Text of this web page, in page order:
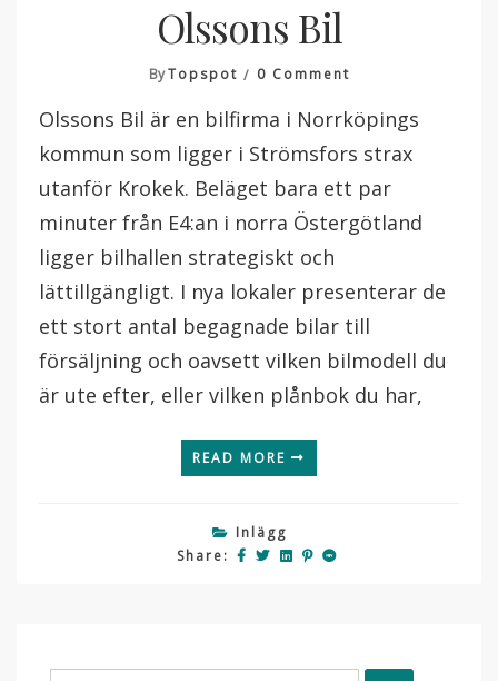
Olssons Bil
ByTopspot 0 CommentOn
Bil
Olssons Bil är en bilfirma i Norrköpings
kommun som ligger i Strömsfors strax
utanför Krokek. Beläget bara ett par
minuter från E4:an i norra Östergötland
ligger bilhallen strategiskt och
lättillgängligt. I nya lokaler presenterar de
ett stort antal begagnade bilar till
försäljning och oavsett vilken bilmodell du
är ute efter, eller vilken plånbok du har,
READ MORE
Inlägg
Share: